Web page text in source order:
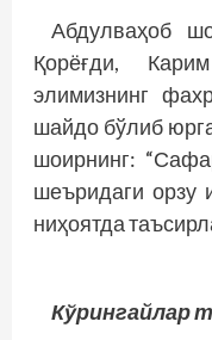
Абдулваҳоб
Қорёғди,
элимизнинг
шайдо бўлиб
шоирнинг:
шеъридаги орзу
ниҳоятда
Кўрингайлар